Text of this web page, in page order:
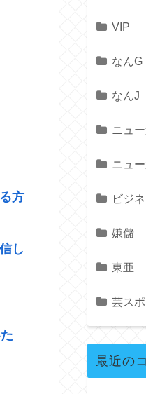
方
し
VIP
なんG
なんJ
ニュ
ニュ
ビジ
嫌儲
東亜
芸スポ
最近の